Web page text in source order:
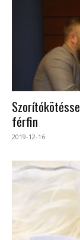
férfin
2019-12-16